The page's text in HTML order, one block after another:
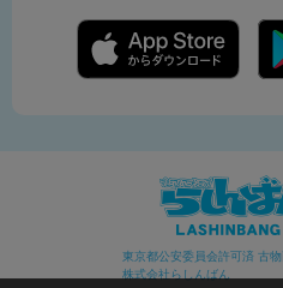
東京都公安委員会許可済 古
株式会社らしんばん